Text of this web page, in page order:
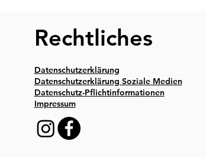
Rundschreiben für Juni 2026
Rechtliches
Datenschutzerklärung
Datenschutzerklärung Soziale Medien
Datenschutz-Pflichtinformationen
Impressum